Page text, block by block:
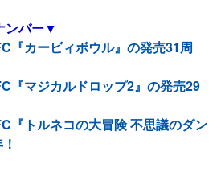
ンバー▼
『カービィボウル』の発売31周
『マジカルドロップ2』の発売29
『トルネコの大冒険 不思議のダン